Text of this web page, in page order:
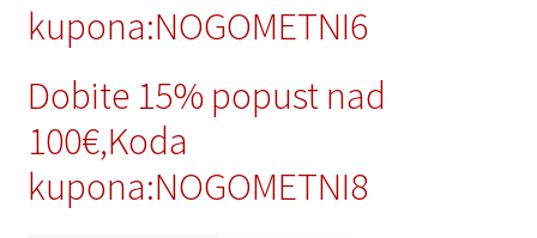
kupona:NOGOMETNI6
Dobite 15% popust nad
100€,Koda
kupona:NOGOMETNI8